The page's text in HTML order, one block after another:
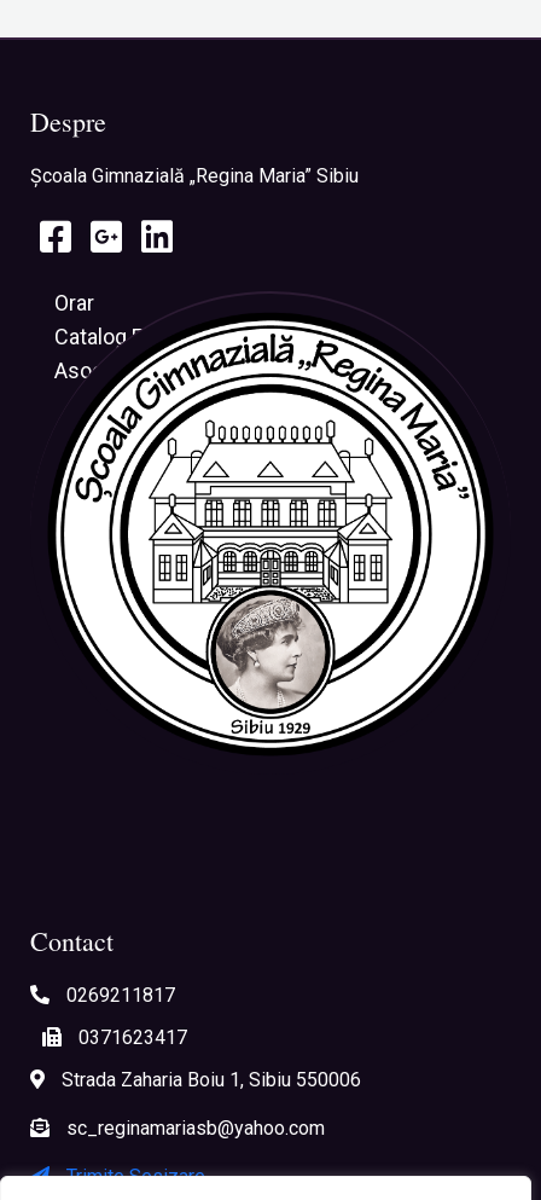
Despre
Şcoala Gimnazială „Regina Maria” Sibiu
Orar
Catalog Electronic
Asociația CRESUS
Contact
0269211817
0371623417
Strada Zaharia Boiu 1, Sibiu 550006
sc_reginamariasb@yahoo.com
Trimite Sesizare